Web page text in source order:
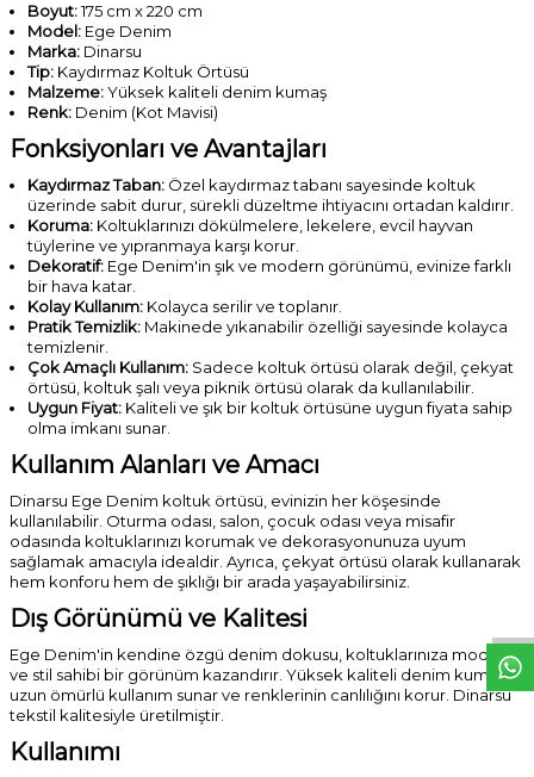
W
h
t
s
a
p
p
D
e
s
e
H
a
t
t
Boyut:175 cm x 220 cm
Model: Ege Denim
Marka: Dinarsu
Tip: Kaydırmaz Koltuk Örtüsü
Malzeme:Yüksek kaliteli denim kumaş
Renk: Denim (Kot Mavisi)
Fonksiyonları ve Avantajları
Kaydırmaz Taban: Özel kaydırmaz tabanı sayesinde koltuk
üzerinde sabit durur, sürekli düzeltme ihtiyacını ortadan kaldırır.
Koruma: Koltuklarınızı dökülmelere, lekelere, evcil hayvan
tüylerine ve yıpranmaya karşı korur.
Dekoratif: Ege Denim'in şık ve modern görünümü, evinize farklı
bir hava katar.
Kolay Kullanım: Kolayca serilir ve toplanır.
Pratik Temizlik: Makinede yıkanabilir özelliği sayesinde kolayca
temizlenir.
Çok Amaçlı Kullanım: Sadece koltuk örtüsü olarak değil, çekyat
örtüsü, koltuk şalı veya piknik örtüsü olarak da kullanılabilir.
Uygun Fiyat: Kaliteli ve şık bir koltuk örtüsüne uygun fiyata sahip
olma imkanı sunar.
Kullanım Alanları ve Amacı
Dinarsu Ege Denim koltuk örtüsü, evinizin her köşesinde
kullanılabilir. Oturma odası, salon, çocuk odası veya misafir
odasında koltuklarınızı korumak ve dekorasyonunuza uyum
sağlamak amacıyla idealdir. Ayrıca, çekyat örtüsü olarak kullanarak
hem konforu hem de şıklığı bir arada yaşayabilirsiniz.
Dış Görünümü ve Kalitesi
Ege Denim'in kendine özgü denim dokusu, koltuklarınıza modern
ve stil sahibi bir görünüm kazandırır. Yüksek kaliteli denim kumaşı,
uzun ömürlü kullanım sunar ve renklerinin canlılığını korur. Dinarsu
tekstil kalitesiyle üretilmiştir.
Kullanımı